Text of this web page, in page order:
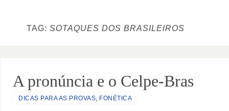
TAG: SOTAQUES DOS BRASILEIROS
A pronúncia e o Celpe-Bras
DICAS PARA AS PROVAS, FONÉTICA